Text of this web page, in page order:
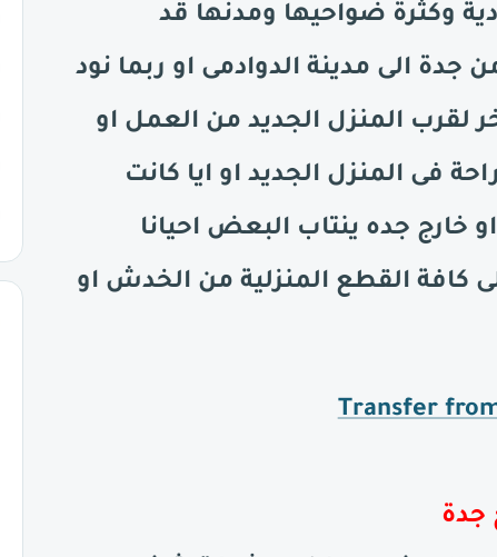
وكثرة ضواحيها ومدنها قد
جدة الى مدينة الدوادمى او ربما نود
لقرب المنزل الجديد من العمل او
فى المنزل الجديد او ايا كانت
خارج جده ينتاب البعض احيانا
كافة القطع المنزلية من الخدش او
Transfer
جدة